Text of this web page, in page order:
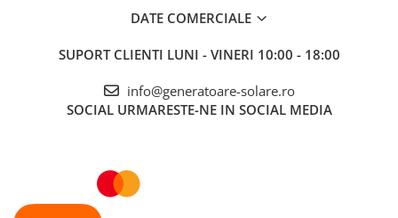
DATE COMERCIALE
SUPORT CLIENTI LUNI - VINERI 10:00 - 18:00
info@generatoare-solare.ro
SOCIAL URMARESTE-NE IN SOCIAL MEDIA